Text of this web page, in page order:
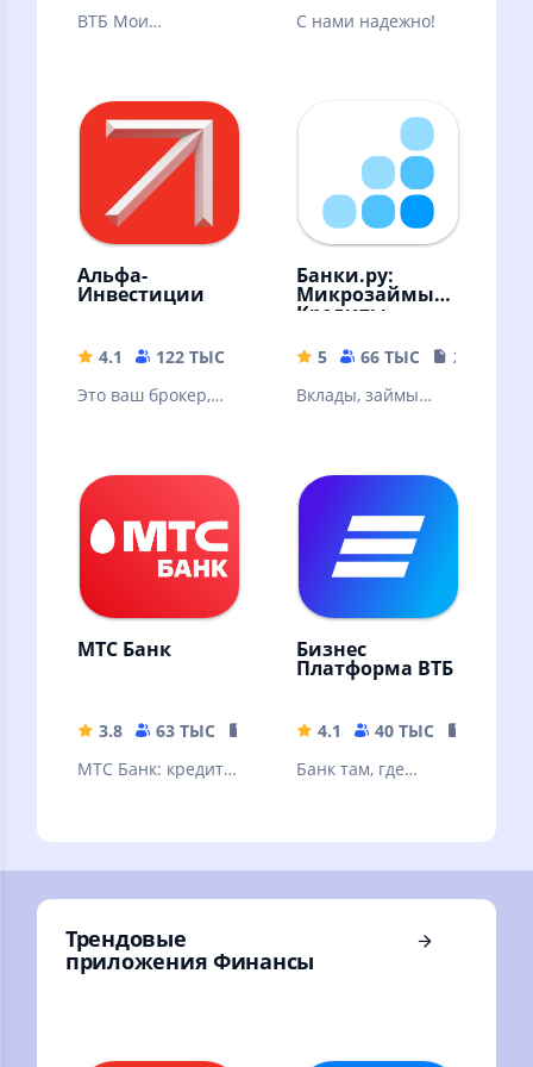
ВТБ Мои
помощник по
торговле на бирже
в смартфоне
С нами надежно!
Альфа-
Инвестиции
4.1 122 ТЫС
146.91 MB
Это ваш брокер,
облигации, ЦФА,
фонды, валюту
Банки.ру:
Микрозаймы,
Кредиты
5 66 ТЫС
22.19 MB
Вклады, займы
ипотека. Курсы
валют
МТС Банк
3.8 63 ТЫС
151.83 MB
МТС Банк: кредит,
переводы.
Бизнес
Платформа ВТБ
4.1 40 ТЫС
Банк там, где
Трендовые
приложения Финансы